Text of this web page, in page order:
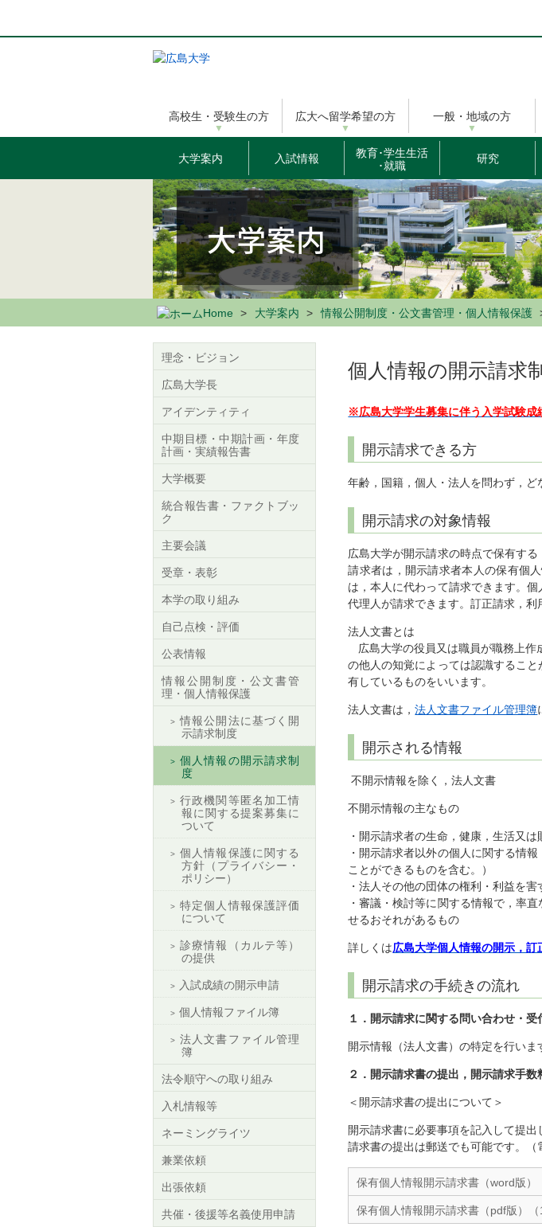
ン
高校生・受験生の方 広大へ留学希望の方 一般・地域の方
大学案内 入試情報
教育･学生生活
･就職
研究
Home 大学案内 情報公開制度・公文書管理・個人情報保護
個人情報の開示請求
※広島大学学生募集に伴う入学試験成
開示請求できる方
年齢，国籍，個人・法人を問わず，ど
開示請求の対象情報
広島大学が開示請求の時点で保有す
請求者は，開示請求者本人の保有個
は，本人に代わって請求できます。
代理人が請求できます。訂正請求，利
法人文書とは
広島大学の役員又は職員が職務上作
の他人の知覚によっては認識するこ
有しているものをいいます。
法人文書は，法人文書ファイル管理簿
開示される情報
不開示情報を除く，法人文書
不開示情報の主なもの
・開示請求者の生命，健康，生活又
・開示請求者以外の個人に関する情
ことができるものを含む。）
・法人その他の団体の権利・利益を
・審議・検討等に関する情報で，率
せるおそれがあるもの
詳しくは広島大学個人情報の開示，
開示請求の手続きの流れ
１．開示請求に関する問い合わせ・受
開示情報（法人文書）の特定を行い
２．開示請求書の提出，開示請求手数
＜開示請求書の提出について＞
開示請求書に必要事項を記入して提出
請求書の提出は郵送でも可能です。
保有個人情報開示請求書（word版）
保有個人情報開示請求書（pdf版）（
理念・ビジョン
広島大学長
アイデンティティ
中期目標・中期計画・年度
計画・実績報告書
大学概要
統合報告書・ファクトブッ
ク
主要会議
受章・表彰
本学の取り組み
自己点検・評価
公表情報
情報公開制度・公文書管
理・個人情報保護
情報公開法に基づく開
示請求制度
個人情報の開示請求制
度
行政機関等匿名加工情
報に関する提案募集に
ついて
個人情報保護に関する
方針（プライバシー・
ポリシー）
特定個人情報保護評価
について
診療情報（カルテ等）
の提供
入試成績の開示申請
個人情報ファイル簿
法人文書ファイル管理
簿
法令順守への取り組み
入札情報等
ネーミングライツ
兼業依頼
出張依頼
共催・後援等名義使用申請